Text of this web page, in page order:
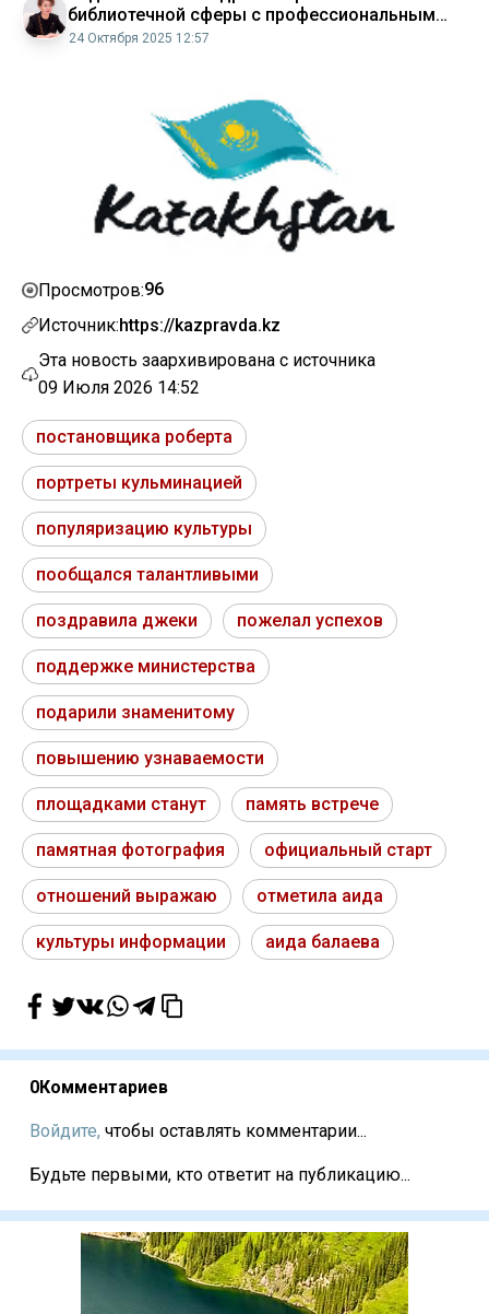
библиотечной сферы с профессиональным
праздником
24 Октября 2025 12:57
Просмотров:96
Источник:https://kazpravda.kz
Эта новость заархивирована с источника
09 Июля 2026 14:52
постановщика роберта
портреты кульминацией
популяризацию культуры
пообщался талантливыми
поздравила джеки пожелал успехов
поддержке министерства
подарили знаменитому
повышению узнаваемости
площадками станут память встрече
памятная фотография официальный старт
отношений выражаю отметила аида
культуры информации аида балаева
0Комментариев
Войдите, чтобы оставлять комментарии...
Будьте первыми, кто ответит на публикацию...